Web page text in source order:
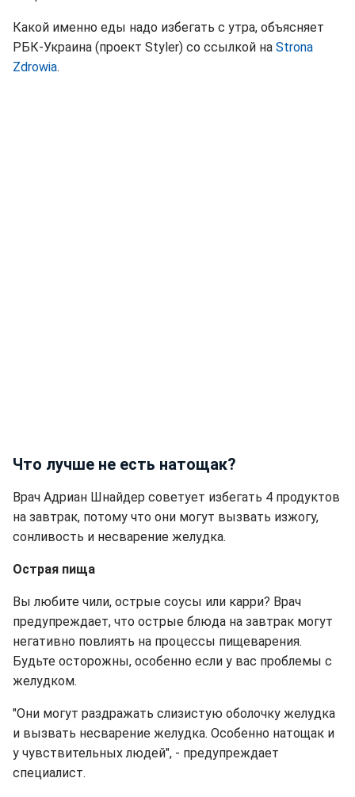
Какой именно еды надо избегать с утра, объясняет
РБК-Украина (проект Styler) со ссылкой на Strona
Zdrowia.
Что лучше не есть натощак?
Врач Адриан Шнайдер советует избегать 4 продуктов
на завтрак, потому что они могут вызвать изжогу,
сонливость и несварение желудка.
Острая пища
Вы любите чили, острые соусы или карри? Врач
предупреждает, что острые блюда на завтрак могут
негативно повлиять на процессы пищеварения.
Будьте осторожны, особенно если у вас проблемы с
желудком.
"Они могут раздражать слизистую оболочку желудка
и вызвать несварение желудка. Особенно натощак и
у чувствительных людей", - предупреждает
специалист.